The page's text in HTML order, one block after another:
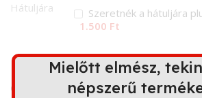
Hátuljára
Szeretnék a hátuljára
1.500 Ft
Ez a minta további
elérhető
Mielőtt elmész,
népszerű